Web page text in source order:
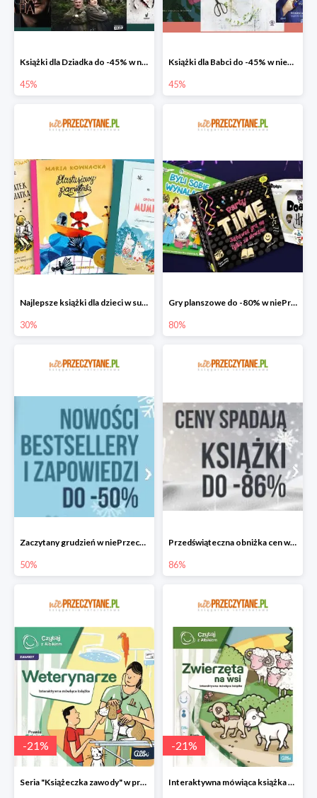
Książki dla Dziadka do -45% w niePrzeczytane.pl
45%
Książki dla Babci do -45% w niePrzeczytane.pl
45%
Najlepsze książki dla dzieci w super cenie w niePrzeczytane.pl
30%
Gry planszowe do -80% w niePrzeczytane.pl
80%
Zaczytany grudzień w niePrzeczytane.pl do -50%
50%
Przedświąteczna obniżka cen w niePrzeczytane.pl do -86%
86%
-21%
Seria "Książeczka zawody" w promocji
-21%
Interaktywna mówiąca książka taniej!